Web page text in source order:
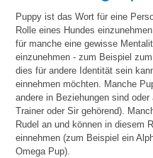
Puppy ist das Wort für eine
Rolle eines Hundes
für manche eine gewisse
einzunehmen - zum Beispiel
dies für andere Identität sein
einnehmen möchten. Manche
andere in Beziehungen sind
Trainer oder Sir gehörend).
Rudel an und können in diesem
einnehmen (zum Beispiel ein
Omega Pup).